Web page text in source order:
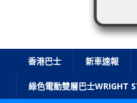
香港巴士 新車速報
綠色電動雙層巴士WRIGHT